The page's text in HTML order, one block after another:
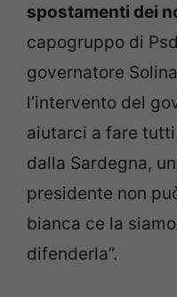
spostamenti dei
capogruppo di
governatore
l’intervento del
aiutarci a fare
dalla Sardegna,
presidente non
bianca ce la
difenderla”.